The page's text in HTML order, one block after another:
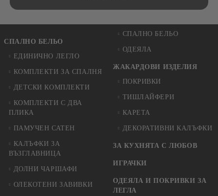
СПАЛНО БЕЛЬО
ЕДИНИЧНО ЛЕГЛО
КОМПЛЕКТИ ЗА СПАЛНЯ
ДЕТСКИ КОМПЛЕКТИ
КОМПЛЕКТИ С ДВА
ПЛИКА
ПАМУЧЕН САТЕН
КАЛЪФКИ ЗА
ВЪЗГЛАВНИЦА
ДОЛНИ ЧАРШАФИ
ОЛЕКОТЕНИ ЗАВИВКИ
СПАЛНО БЕЛЬО
ОДЕЯЛА
ЖАКАРДОВИ ИЗДЕЛИЯ
ПОКРИВКИ
ТИШЛАЙФЕРИ
КАРЕТА
ДЕКОРАТИВНИ КАЛЪФКИ
ЗА КУХНЯТА С ЛЮБОВ
ИГРАЧКИ
ОДЕЯЛА И ПОКРИВКИ ЗА
ЛЕГЛА